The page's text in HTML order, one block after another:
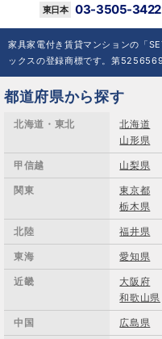
03-3505-3422
家具家電付き賃貸マンションの「
ックスの登録商標です。第
都道府県から探す
北海道・東北 北海道
山形県
甲信越 山梨県
関東 東京都
栃木県
北陸 福井県
東海 愛知県
近畿 大阪府
和歌山県
中国 広島県